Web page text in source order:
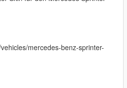
mercedes-benz-sprinter-